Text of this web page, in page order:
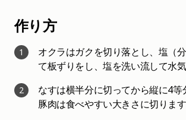
作り方
1
オクラはガクを切り落とし、塩（
て板ずりをし、塩を洗い流して水気
2
なすは横半分に切ってから縦に4等
豚肉は食べやすい大きさに切ります